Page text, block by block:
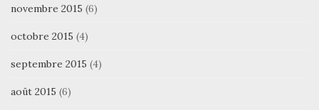
novembre 2015 (6)
octobre 2015 (4)
septembre 2015 (4)
août 2015 (6)